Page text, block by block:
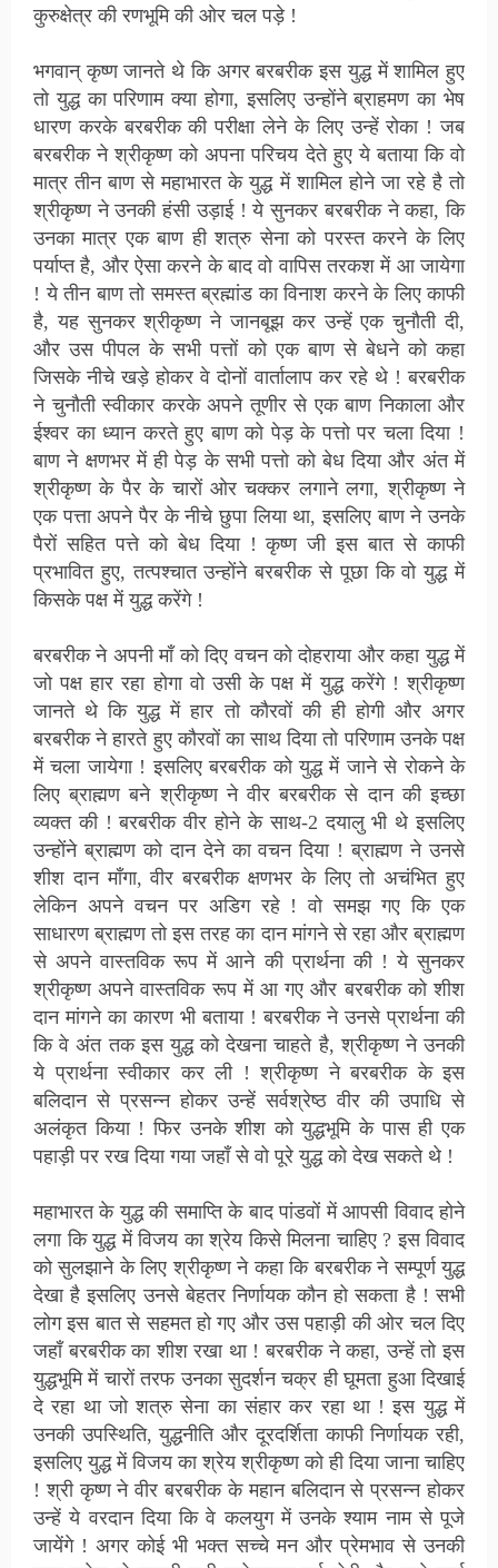
कुरुक्षेत्र की रणभूमि की ओर चल पड़े !
भगवान् कृष्ण जानते थे कि अगर बरबरीक इस युद्ध में शामिल हुए
तो युद्ध का परिणाम क्या होगा, इसलिए उन्होंने ब्राहमण का भेष
धारण करके बरबरीक की परीक्षा लेने के लिए उन्हें रोका ! जब
बरबरीक ने श्रीकृष्ण को अपना परिचय देते हुए ये बताया कि वो
मात्र तीन बाण से महाभारत के युद्ध में शामिल होने जा रहे है तो
श्रीकृष्ण ने उनकी हंसी उड़ाई ! ये सुनकर बरबरीक ने कहा, कि
उनका मात्र एक बाण ही शत्रु सेना को परस्त करने के लिए
पर्याप्त है, और ऐसा करने के बाद वो वापिस तरकश में आ जायेगा
! ये तीन बाण तो समस्त ब्रह्मांड का विनाश करने के लिए काफी
है, यह सुनकर श्रीकृष्ण ने जानबूझ कर उन्हें एक चुनौती दी,
और उस पीपल के सभी पत्तों को एक बाण से बेधने को कहा
जिसके नीचे खड़े होकर वे दोनों वार्तालाप कर रहे थे ! बरबरीक
ने चुनौती स्वीकार करके अपने तूणीर से एक बाण निकाला और
ईश्वर का ध्यान करते हुए बाण को पेड़ के पत्तो पर चला दिया !
बाण ने क्षणभर में ही पेड़ के सभी पत्तो को बेध दिया और अंत में
श्रीकृष्ण के पैर के चारों ओर चक्कर लगाने लगा, श्रीकृष्ण ने
एक पत्ता अपने पैर के नीचे छुपा लिया था, इसलिए बाण ने उनके
पैरों सहित पत्ते को बेध दिया ! कृष्ण जी इस बात से काफी
प्रभावित हुए, तत्पश्चात उन्होंने बरबरीक से पूछा कि वो युद्ध में
किसके पक्ष में युद्ध करेंगे !
बरबरीक ने अपनी माँ को दिए वचन को दोहराया और कहा युद्ध में
जो पक्ष हार रहा होगा वो उसी के पक्ष में युद्ध करेंगे ! श्रीकृष्ण
जानते थे कि युद्ध में हार तो कौरवों की ही होगी और अगर
बरबरीक ने हारते हुए कौरवों का साथ दिया तो परिणाम उनके पक्ष
में चला जायेगा ! इसलिए बरबरीक को युद्ध में जाने से रोकने के
लिए ब्राह्मण बने श्रीकृष्ण ने वीर बरबरीक से दान की इच्छा
व्यक्त की ! बरबरीक वीर होने के साथ-2 दयालु भी थे इसलिए
उन्होंने ब्राह्मण को दान देने का वचन दिया ! ब्राह्मण ने उनसे
शीश दान माँगा, वीर बरबरीक क्षणभर के लिए तो अचंभित हुए
लेकिन अपने वचन पर अडिग रहे ! वो समझ गए कि एक
साधारण ब्राह्मण तो इस तरह का दान मांगने से रहा और ब्राह्मण
से अपने वास्तविक रूप में आने की प्रार्थना की ! ये सुनकर
श्रीकृष्ण अपने वास्तविक रूप में आ गए और बरबरीक को शीश
दान मांगने का कारण भी बताया ! बरबरीक ने उनसे प्रार्थना की
कि वे अंत तक इस युद्ध को देखना चाहते है, श्रीकृष्ण ने उनकी
ये प्रार्थना स्वीकार कर ली ! श्रीकृष्ण ने बरबरीक के इस
बलिदान से प्रसन्न होकर उन्हें सर्वश्रेष्ठ वीर की उपाधि से
अलंकृत किया ! फिर उनके शीश को युद्धभूमि के पास ही एक
पहाड़ी पर रख दिया गया जहाँ से वो पूरे युद्ध को देख सकते थे !
महाभारत के युद्ध की समाप्ति के बाद पांडवों में आपसी विवाद होने
लगा कि युद्ध में विजय का श्रेय किसे मिलना चाहिए ? इस विवाद
को सुलझाने के लिए श्रीकृष्ण ने कहा कि बरबरीक ने सम्पूर्ण युद्ध
देखा है इसलिए उनसे बेहतर निर्णायक कौन हो सकता है ! सभी
लोग इस बात से सहमत हो गए और उस पहाड़ी की ओर चल दिए
जहाँ बरबरीक का शीश रखा था ! बरबरीक ने कहा, उन्हें तो इस
युद्धभूमि में चारों तरफ उनका सुदर्शन चक्र ही घूमता हुआ दिखाई
दे रहा था जो शत्रु सेना का संहार कर रहा था ! इस युद्ध में
उनकी उपस्थिति, युद्धनीति और दूरदर्शिता काफी निर्णायक रही,
इसलिए युद्ध में विजय का श्रेय श्रीकृष्ण को ही दिया जाना चाहिए
! श्री कृष्ण ने वीर बरबरीक के महान बलिदान से प्रसन्न होकर
उन्हें ये वरदान दिया कि वे कलयुग में उनके श्याम नाम से पूजे
जायेंगे ! अगर कोई भी भक्त सच्चे मन और प्रेमभाव से उनकी